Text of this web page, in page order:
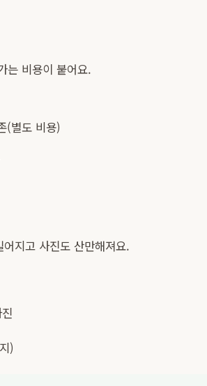
는 비용이 붙어요.
(별도 비용)
지고 사진도 산만해져요.
)